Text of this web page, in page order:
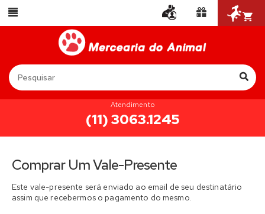
Atendimento
(11) 3063.1245
Comprar Um Vale-Presente
Este vale-presente será enviado ao email de seu destinatário
assim que recebermos o pagamento do mesmo.